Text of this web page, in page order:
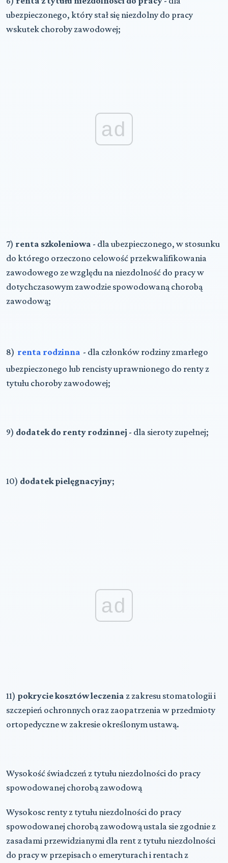
ubezpieczonego, który stał się niezdolny do pracy
wskutek choroby zawodowej;
ad
7) renta szkoleniowa - dla ubezpieczonego, w stosunku
do którego orzeczono celowość przekwalifikowania
zawodowego ze względu na niezdolność do pracy w
dotychczasowym zawodzie spowodowaną chorobą
zawodową;
8) renta rodzinna - dla członków rodziny zmarłego
ubezpieczonego lub rencisty uprawnionego do renty z
tytułu choroby zawodowej;
9) dodatek do renty rodzinnej - dla sieroty zupełnej;
10) dodatek pielęgnacyjny;
ad
11) pokrycie kosztów leczenia z zakresu stomatologii i
szczepień ochronnych oraz zaopatrzenia w przedmioty
ortopedyczne w zakresie określonym ustawą.
Wysokość świadczeń z tytułu niezdolności do pracy
spowodowanej chorobą zawodową
Wysokosc renty z tytułu niezdolności do pracy
spowodowanej chorobą zawodową ustala sie zgodnie z
zasadami przewidzianymi dla rent z tytułu niezdolności
do pracy w przepisach o emeryturach i rentach z